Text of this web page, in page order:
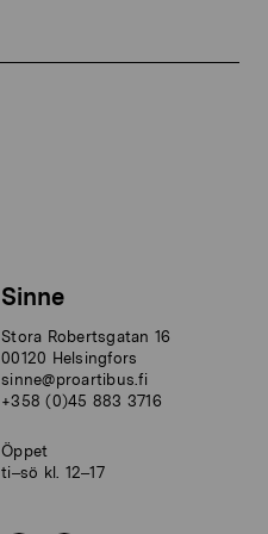
Sinne
Stora Robertsgatan 16
00120 Helsingfors
sinne@proartibus.fi
+358 (0)45 883 3716
Öppet
ti–sö kl. 12–17